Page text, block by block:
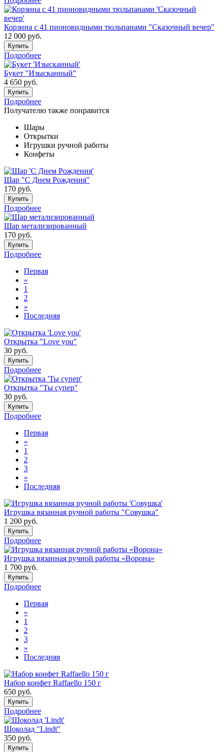
Корзина с 41 пионовидными тюльпанами "Сказочный вечер"
12 000 руб.
Купить
Подробнее
Букет "Изысканный"
4 650 руб.
Купить
Подробнее
Получателю также понравится
Шары
Открытки
Игрушки ручной работы
Конфеты
Шар "С Днем Рождения"
170 руб.
Купить
Подробнее
Шар метализированный
170 руб.
Купить
Подробнее
Первая
«
1
2
»
Последняя
Открытка "Love you"
30 руб.
Купить
Подробнее
Открытка "Ты супер"
30 руб.
Купить
Подробнее
Первая
«
1
2
3
»
Последняя
Игрушка вязанная ручной работы "Совушка"
1 200 руб.
Купить
Подробнее
Игрушка вязанная ручной работы «Ворона»
1 700 руб.
Купить
Подробнее
Первая
«
1
2
3
»
Последняя
Набор конфет Raffaello 150 г
650 руб.
Купить
Подробнее
Шоколад "Lindt"
350 руб.
Купить